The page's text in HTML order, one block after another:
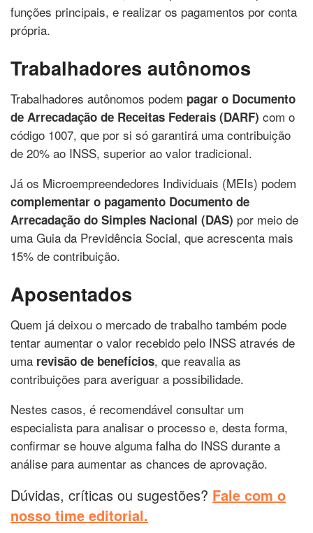
funções principais, e realizar os pagamentos por conta
própria.
Trabalhadores autônomos
Trabalhadores autônomos podem pagar o Documento
de Arrecadação de Receitas Federais (DARF) com o
código 1007, que por si só garantirá uma contribuição
de 20% ao INSS, superior ao valor tradicional.
Já os Microempreendedores Individuais (MEIs) podem
complementar o pagamento Documento de
Arrecadação do Simples Nacional (DAS) por meio de
uma Guia da Previdência Social, que acrescenta mais
15% de contribuição.
Aposentados
Quem já deixou o mercado de trabalho também pode
tentar aumentar o valor recebido pelo INSS através de
uma revisão de benefícios, que reavalia as
contribuições para averiguar a possibilidade.
Nestes casos, é recomendável consultar um
especialista para analisar o processo e, desta forma,
confirmar se houve alguma falha do INSS durante a
análise para aumentar as chances de aprovação.
Dúvidas, críticas ou sugestões? Fale com o
nosso time editorial.